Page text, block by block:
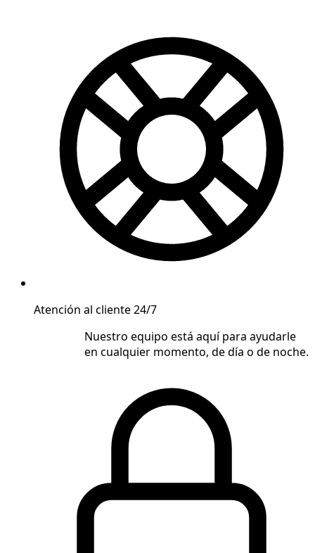
Atención al cliente 24/7
Nuestro equipo está aquí para ayudarle
en cualquier momento, de día o de noche.